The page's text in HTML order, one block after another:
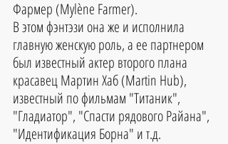
Фармер (Mylène Farmer).
В этом фэнтэзи она же и исполнила
главную женскую роль, а ее партнером
был известный актер второго плана
красавец Мартин Хаб (Martin Hub),
известный по фильмам "Титаник",
"Гладиатор", "Спасти рядового Райана",
"Идентификация Борна" и т.д.